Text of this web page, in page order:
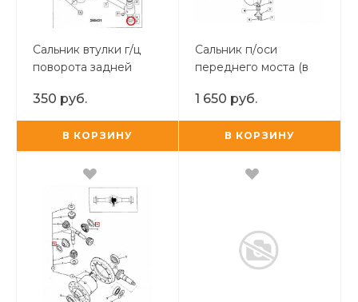
Сальник втулки г/ц
поворота задней
350 руб.
В КОРЗИНУ
Сальник п/оси
переднего моста (в
1 650 руб.
В КОРЗИНУ